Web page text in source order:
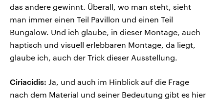
das andere gewinnt. Überall, wo man steht, sieht
man immer einen Teil Pavillon und einen Teil
Bungalow. Und ich glaube, in dieser Montage, auch
haptisch und visuell erlebbaren Montage, da liegt,
glaube ich, auch der Trick dieser Ausstellung.
Ciriacidis: Ja, und auch im Hinblick auf die Frage
nach dem Material und seiner Bedeutung gibt es hier